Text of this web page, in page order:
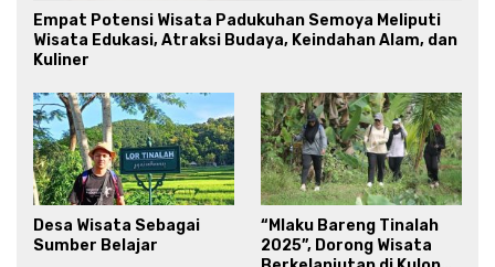
Empat Potensi Wisata Padukuhan Semoya Meliputi
Wisata Edukasi, Atraksi Budaya, Keindahan Alam, dan
Kuliner
Desa Wisata Sebagai
Sumber Belajar
“Mlaku Bareng Tinalah
2025”, Dorong Wisata